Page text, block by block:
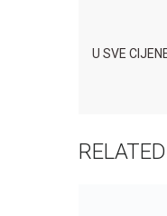
U SVE